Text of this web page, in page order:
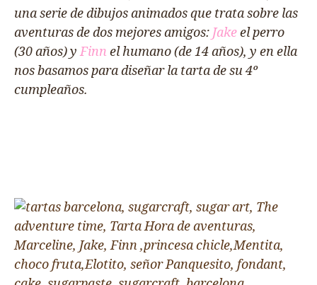
una serie de dibujos animados que trata sobre las
aventuras de dos mejores amigos: Jakeel perro
(30 años) yFinn el humano (de 14 años), y en ella
nos basamos para diseñar la tarta de su 4º
cumpleaños.